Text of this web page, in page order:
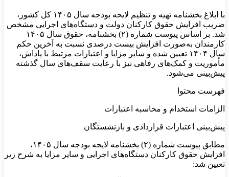
با ابلاغ بخشنامه تهیه و تنظیم لایحه بودجه سال ۱۴۰۵ کل کشور،
ضریب افزایش حقوق کارکنان دولت و دستگاه‌های اجرایی مشخص
شد. بر اساس پیوست شماره (۲) بخشنامه، حقوق سال ۱۴۰۵
کارمندان به‌صورت افزایش بیست درصدی نسبت به آخرین حکم
سال ۱۴۰۴ تعیین شده و سایر مزایا و اعتبارات مرتبط با پاداش،
مأموریت و کمک‌های رفاهی نیز با رعایت سقف‌های سال گذشته
پیش‌بینی می‌شود.
فهرست محتوا
الزامات استخدام و محاسبه اعتبارات
پیش‌بینی اعتبارات قراردادی و بازنشستگان
مطابق پیوست شماره (۲) بخشنامه لایحه بودجه سال ۱۴۰۵،
افزایش حقوق کارکنان دستگاه‌های اجرایی و سایر مزایا به شرح زیر
تعیین شد: